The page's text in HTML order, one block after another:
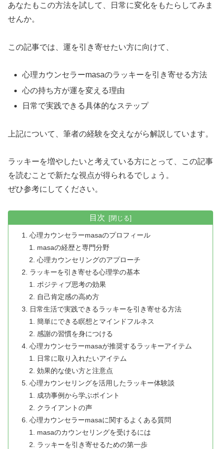
あなたもこの方法を試して、日常に変化をもたらしてみま
せんか。
この記事では、運を引き寄せたい方に向けて、
心理カウンセラーmasaのラッキーを引き寄せる方法
心の持ち方が運を変える理由
日常で実践できる具体的なステップ
上記について、筆者の経験を交えながら解説しています。
ラッキーを増やしたいと考えている方にとって、この記事
を読むことで新たな視点が得られるでしょう。
ぜひ参考にしてください。
目次
心理カウンセラーmasaのプロフィール
masaの経歴と専門分野
心理カウンセリングのアプローチ
ラッキーを引き寄せる心理学の基本
ポジティブ思考の効果
自己肯定感の高め方
日常生活で実践できるラッキーを引き寄せる方法
簡単にできる瞑想とマインドフルネス
感謝の習慣を身につける
心理カウンセラーmasaが推奨するラッキーアイテム
日常に取り入れたいアイテム
効果的な使い方と注意点
心理カウンセリングを活用したラッキー体験談
成功事例から学ぶポイント
クライアントの声
心理カウンセラーmasaに関するよくある質問
masaのカウンセリングを受けるには
ラッキーを引き寄せるための第一歩